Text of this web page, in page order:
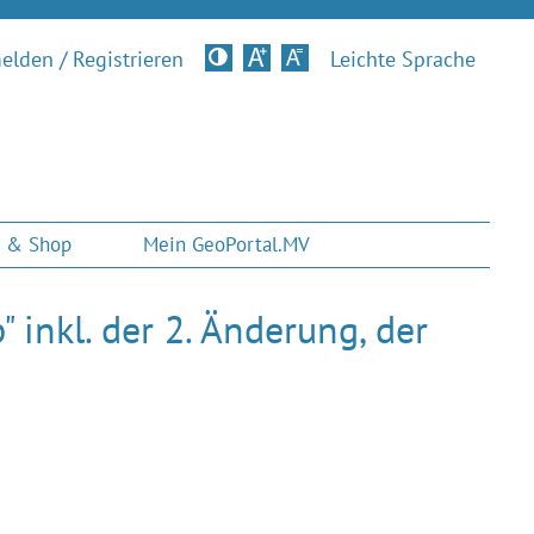
/ Registrieren KontrastversionLeichte Sprache
& Shop Mein GeoPortal.MV
inkl. der 2. Änderung, der